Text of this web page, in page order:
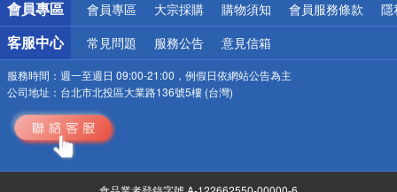
會員專區 會員專區 大宗採購 購物須知 會員服務條款 隱
客服中心 常見問題 服務公告 意見信箱
服務時間： 週一至週日 09:00-21:00，例假日依網站公告為主
公司地址： 台北市北投區大業路136號5樓 (台灣)